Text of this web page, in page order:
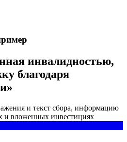
инвалидностью,
благодаря
и текст сбора, информацию
и вложенных инвестициях